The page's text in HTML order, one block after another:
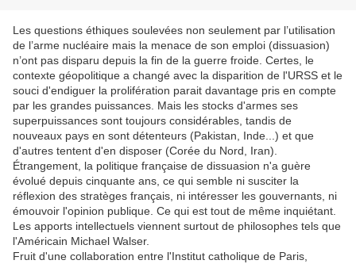
Les questions éthiques soulevées non seulement par l’utilisation
de l’arme nucléaire mais la menace de son emploi (dissuasion)
n’ont pas disparu depuis la fin de la guerre froide. Certes, le
contexte géopolitique a changé avec la disparition de l'URSS et le
souci d'endiguer la prolifération parait davantage pris en compte
par les grandes puissances. Mais les stocks d'armes ses
superpuissances sont toujours considérables, tandis de
nouveaux pays en sont détenteurs (Pakistan, Inde...) et que
d'autres tentent d'en disposer (Corée du Nord, Iran).
Étrangement, la politique française de dissuasion n'a guère
évolué depuis cinquante ans, ce qui semble ni susciter la
réflexion des stratèges français, ni intéresser les gouvernants, ni
émouvoir l'opinion publique. Ce qui est tout de même inquiétant.
Les apports intellectuels viennent surtout de philosophes tels que
l'Américain Michael Walser.
Fruit d'une collaboration entre l'Institut catholique de Paris,